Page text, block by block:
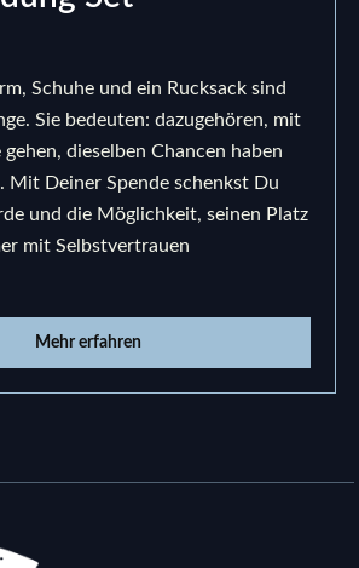
Schuhe und ein Rucksack sind
Sie bedeuten: dazugehören, mit
dieselben Chancen haben
Mit Deiner Spende schenkst Du
und die Möglichkeit, seinen Platz
mit Selbstvertrauen
Mehr erfahren